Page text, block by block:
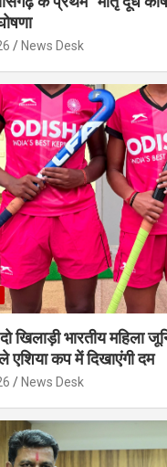
News Desk
खिलाड़ी भारतीय महिला
एशिया कप में दिखाएंगी दम
News Desk